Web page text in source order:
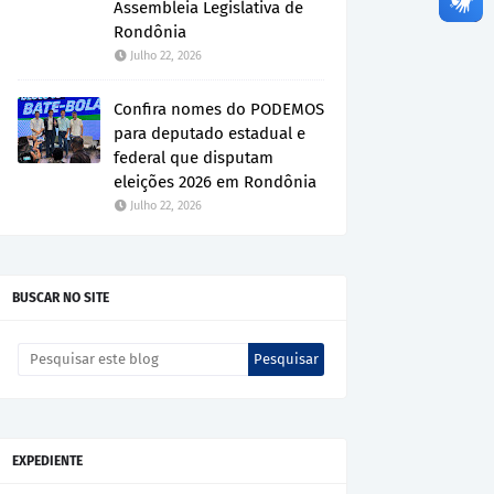
Assembleia Legislativa de
Rondônia
Julho 22, 2026
Confira nomes do PODEMOS
para deputado estadual e
federal que disputam
eleições 2026 em Rondônia
Julho 22, 2026
BUSCAR NO SITE
EXPEDIENTE